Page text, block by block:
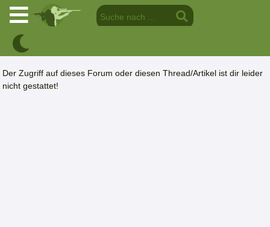
Der Zugriff auf dieses Forum oder diesen Thread/Artikel ist dir leider
nicht gestattet!